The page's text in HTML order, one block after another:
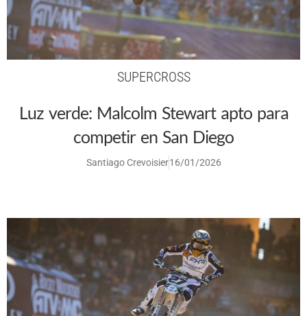
SUPERCROSS
Luz verde: Malcolm Stewart apto para
competir en San Diego
Santiago Crevoisier16/01/2026